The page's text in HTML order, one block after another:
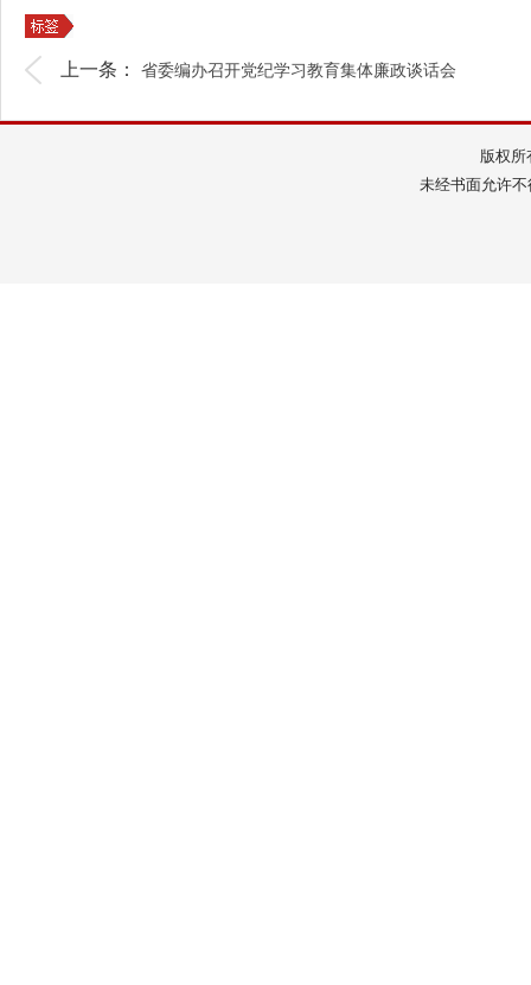
上一条： 省委编办召开党纪学习教育集体廉政谈话会
版权
未经书面允许